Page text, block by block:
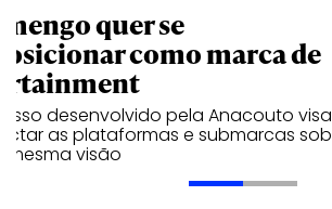
quer se
como marca de
desenvolvido pela Anacouto visa
as plataformas e submarcas sob
mesma visão